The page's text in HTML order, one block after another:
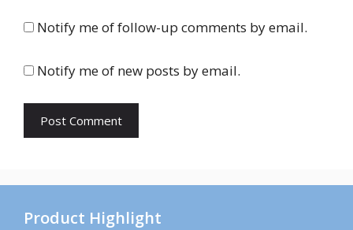
Notify me of follow-up comments by email.
Notify me of new posts by email.
Product Highlight